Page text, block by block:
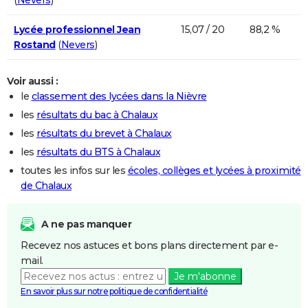
Lycée professionnel Jean
Rostand(Nevers)
15,07 / 20 88,2 %
Voir aussi :
le classement des lycées dans la Nièvre
les résultats du bac à Chalaux
les résultats du brevet à Chalaux
les résultats du BTS à Chalaux
toutes les infos sur les écoles, collèges et lycées à proximité
de Chalaux
A ne pas manquer
Recevez nos astuces et bons plans directement par e-
mail.
Je m'abonne
En savoir plus sur notre politique de confidentialité